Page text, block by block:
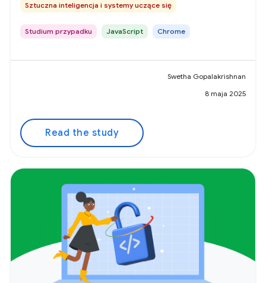
Sztuczna inteligencja i systemy uczące się
Studium przypadku JavaScript Chrome
Swetha Gopalakrishnan
8 maja 2025
Read the study